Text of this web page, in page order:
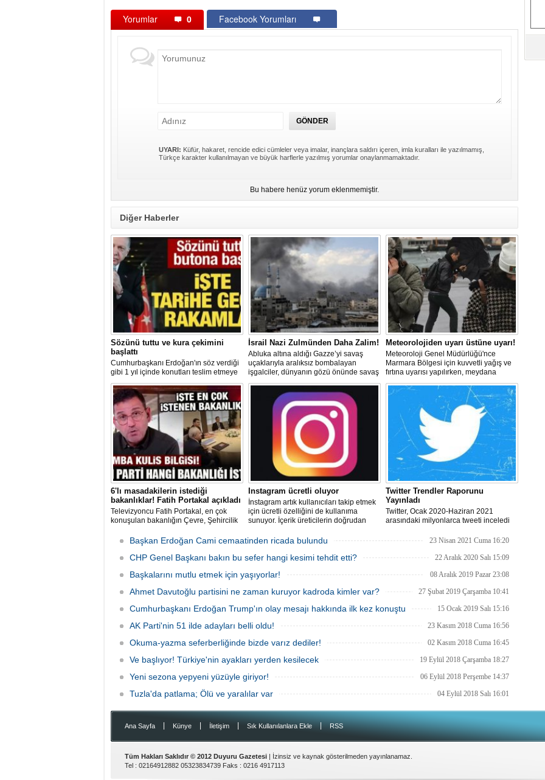
Yorumlar 0 Facebook Yorumları
UYARI: Küfür, hakaret, rencide edici cümleler veya imalar, inançlara saldırı içeren, imla kuralları ile yazılmamış,
Türkçe karakter kullanılmayan ve büyük harflerle yazılmış yorumlar onaylanmamaktadır.
Bu habere henüz yorum eklenmemiştir.
Diğer Haberler
Sözünü tuttu ve kura çekimini
başlattı
Cumhurbaşkanı Erdoğan'ın söz verdiği
gibi 1 yıl içinde konutları teslim etmeye
başlayan AK Parti hükümeti, 2 ayda 76
bin konut teslim etti. Yılsonuna kadar
200 bin konutun teslim edilmesi
hedefleniyor.
İsrail Nazi Zulmünden Daha Zalim!
Abluka altına aldığı Gazze’yi savaş
uçaklarıyla aralıksız bombalayan
işgalciler, dünyanın gözü önünde savaş
suçu işlerken, Nazileri aratmayan
görüntüler sergiliyorlar.
Meteorolojiden uyarı üstüne uyarı!
Meteoroloji Genel Müdürlüğü'nce
Marmara Bölgesi için kuvvetli yağış ve
fırtına uyarısı yapılırken, meydana
gelebilecek olumsuzluklara karşı
dikkatli olunması istendi.
6'lı masadakilerin istediği
bakanlıklar! Fatih Portakal açıkladı
Televizyoncu Fatih Portakal, en çok
konuşulan bakanlığın Çevre, Şehircilik
söyledi.
Instagram ücretli oluyor
İnstagram artık kullanıcıları takip etmek
için ücretli özelliğini de kullanıma
sunuyor. İçerik üreticilerin doğrudan
abonelik sistemi, ülkemizdeki Instagram
Twitter Trendler Raporunu
Yayınladı
Twitter, Ocak 2020-Haziran 2021
arasındaki milyonlarca tweeti inceledi
yaptığı hakkında daha fazla bilgi
2018- Aralık 2019) tweetleriyle
Başkan Erdoğan Cami cemaatinden ricada bulundu 23 Nisan 2021 Cuma 16:20
CHP Genel Başkanı bakın bu sefer hangi kesimi tehdit etti? 22 Aralık 2020 Salı 15:09
Başkalarını mutlu etmek için yaşıyorlar! 08 Aralık 2019 Pazar 23:08
Ahmet Davutoğlu partisini ne zaman kuruyor kadroda kimler var? 27 Şubat 2019 Çarşamba 10:41
Cumhurbaşkanı Erdoğan Trump'ın olay mesajı hakkında ilk kez konuştu 15 Ocak 2019 Salı 15:16
AK Parti'nin 51 ilde adayları belli oldu! 23 Kasım 2018 Cuma 16:56
Okuma-yazma seferberliğinde bizde varız dediler! 02 Kasım 2018 Cuma 16:45
Ve başlıyor! Türkiye'nin ayakları yerden kesilecek 19 Eylül 2018 Çarşamba 18:27
Yeni sezona yepyeni yüzüyle giriyor! 06 Eylül 2018 Perşembe 14:37
Tuzla'da patlama; Ölü ve yaralılar var 04 Eylül 2018 Salı 16:01
Ana Sayfa Künye İletişim Sık Kullanılanlara Ekle | RSS
Tüm Hakları Saklıdır © 2012 Duyuru Gazetesi | İzinsiz ve kaynak gösterilmeden yayınlanamaz.
Tel : 02164912882 05323834739 Faks : 0216 4917113